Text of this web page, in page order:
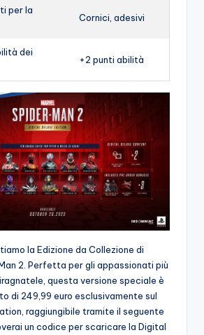
per la
Cornici, adesivi
dei
+2 punti abilità
la Edizione da Collezione di
2. Perfetta per gli appassionati più
questa versione speciale è
di 249,99 euro esclusivamente sul
raggiungibile tramite il seguente
un codice per scaricare la Digital